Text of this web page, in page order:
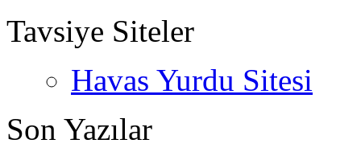
Tavsiye Siteler
Havas Yurdu Sitesi
Son Yazılar